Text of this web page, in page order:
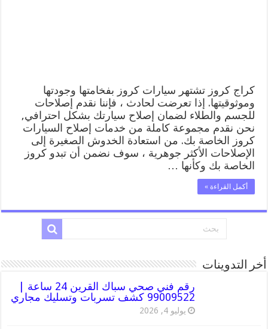
كراج كروز تشتهر سيارات كروز بفخامتها وجودتها
وموثوقيتها. إذا تعرضت لحادث ، فإننا نقدم إصلاحات
للجسم والطلاء لضمان إصلاح سيارتك بشكل احترافي,
نحن نقدم مجموعة كاملة من خدمات إصلاح السيارات
كروز الخاصة بك. من استعادة الخدوش الصغيرة إلى
الإصلاحات الأكثر جوهرية ، سوف نضمن أن تبدو كروز
الخاصة بك وكأنها …
أكمل القراءة »
أخر التدوينات
رقم فني صحي سباك القرين 24 ساعة |
99009522 كشف تسربات وتسليك مجاري
يوليو 4, 2026